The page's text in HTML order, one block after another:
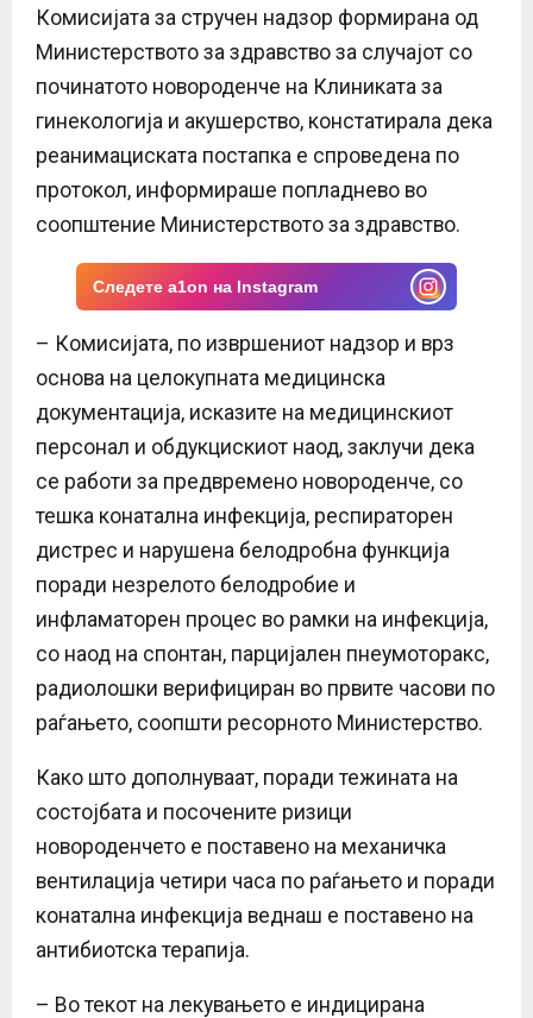
N
U
Комисијата за стручен надзор формирана од
Министерството за здравство за случајот со
починатото новороденче на Клиниката за
гинекологија и акушерство, констатирала дека
реанимациската постапка е спроведена по
протокол, информираше попладнево во
соопштение Министерството за здравство.
Следете a1on на Instagram
– Комисијата, по извршениот надзор и врз
основа на целокупната медицинска
документација, исказите на медицинскиот
персонал и обдукцискиот наод, заклучи дека
се работи за предвремено новороденче, со
тешка конатална инфекција, респираторен
дистрес и нарушена белодробна функција
поради незрелото белодробие и
инфламаторен процес во рамки на инфекција,
со наод на спонтан, парцијален пнеумоторакс,
радиолошки верифициран во првите часови по
раѓањето, соопшти ресорното Министерство.
Како што дополнуваат, поради тежината на
состојбата и посочените ризици
новороденчето е поставено на механичка
вентилација четири часа по раѓањето и поради
конатална инфекција веднаш е поставено на
антибиотска терапија.
– Во текот на лекувањето е индицирана